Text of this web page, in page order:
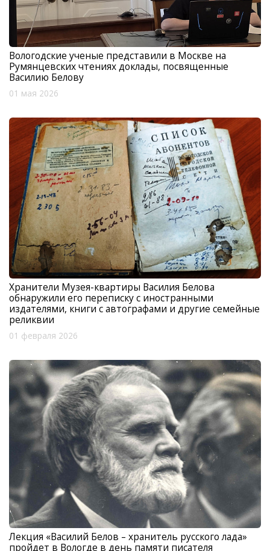
Вологодские ученые представили в Москве на
Румянцевских чтениях доклады, посвященные
Василию Белову
01 мая 2026
Хранители Музея-квартиры Василия Белова
обнаружили его переписку с иностранными
издателями, книги с автографами и другие семейные
реликвии
01 февраля 2026
Лекция «Василий Белов – хранитель русского лада»
пройдет в Вологде в день памяти писателя